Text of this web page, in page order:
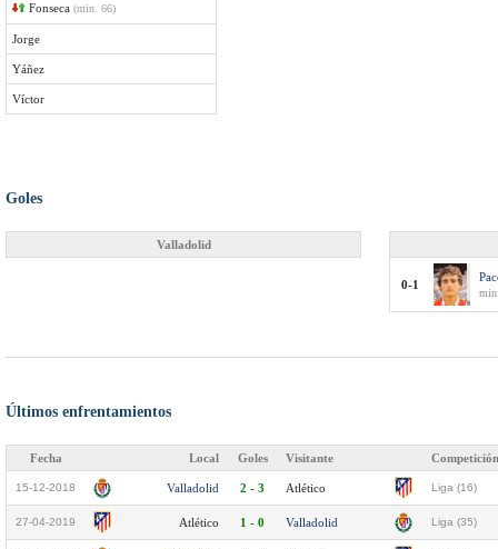
Fonseca (min. 66)
Jorge
Yáñez
Víctor
Goles
Valladolid
0-1
Últimos enfrentamientos
Fecha Local Goles Visitante Competición
15-12-2018 Valladolid 2 - 3 Atlético Liga (16)
27-04-2019 Atlético 1 - 0 Valladolid Liga (35)